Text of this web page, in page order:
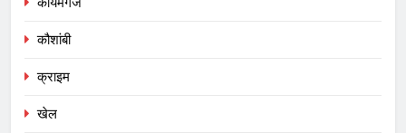
कौशांबी
क्राइम
खेल